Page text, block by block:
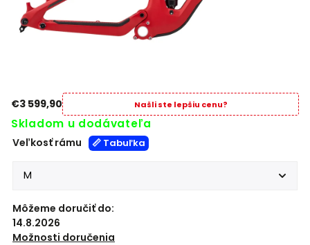
€3 599,90 Našli ste lepšiu cenu?
Skladom u dodávateľa
Veľkosť rámu 📏 Tabuľka
Môžeme doručiť do:
14.8.2026
Možnosti doručenia